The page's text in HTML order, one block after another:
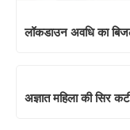
लॉकडाउन अवधि का
अज्ञात महिला की सिर